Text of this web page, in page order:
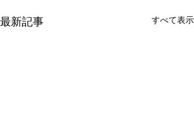
最新記事 すべて表示